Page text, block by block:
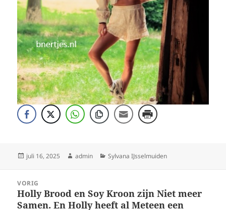
Geplaatst
juli 16, 2025 Auteur
admin Categorieën
Sylvana IJsselmuiden
navigatie
VORIG
Vorig
bericht:
Holly Brood en Soy Kroon zijn Niet meer
Samen. En Holly heeft al Meteen een